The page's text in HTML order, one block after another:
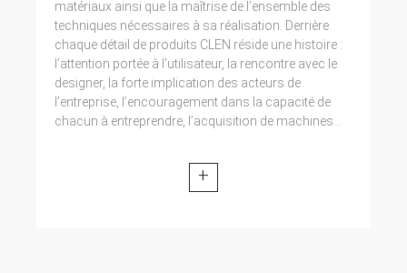
matériaux ainsi que la maîtrise de l’ensemble des
techniques nécessaires à sa réalisation. Derrière
chaque détail de produits CLEN réside une histoire :
l’attention portée à l’utilisateur, la rencontre avec le
designer, la forte implication des acteurs de
l’entreprise, l’encouragement dans la capacité de
chacun à entreprendre, l’acquisition de machines...
+